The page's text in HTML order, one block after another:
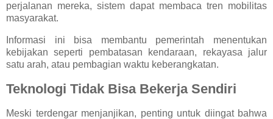
perjalanan mereka, sistem dapat membaca tren mobilitas
masyarakat.
Informasi ini bisa membantu pemerintah menentukan
kebijakan seperti pembatasan kendaraan, rekayasa jalur
satu arah, atau pembagian waktu keberangkatan.
Teknologi Tidak Bisa Bekerja Sendiri
Meski terdengar menjanjikan, penting untuk diingat bahwa